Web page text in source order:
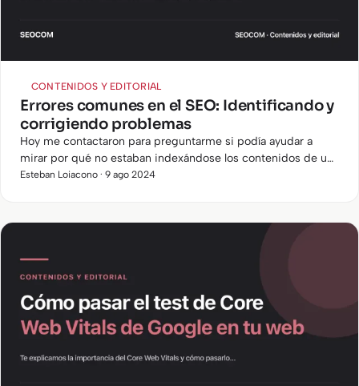
CONTENIDOS Y EDITORIAL
Errores comunes en el SEO: Identificando y
corrigiendo problemas
Hoy me contactaron para preguntarme si podía ayudar a
mirar por qué no estaban indexándose los contenidos de un
blog en Google. Dedicándole un rato a mirarlo, me di cuenta
Esteban Loiacono · 9 ago 2024